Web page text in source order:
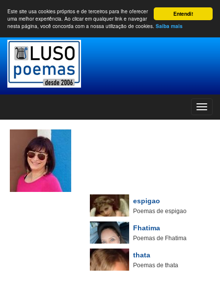
Entendi!
Este site usa cookies próprios e de terceiros para lhe oferecer
uma melhor experiência. Ao clicar em qualquer link e navegar
nesta página, você concorda com a nossa utilização de cookies. Saiba mais
espigao
Poemas de espigao
Fhatima
Poemas de Fhatima
thata
Poemas de thata